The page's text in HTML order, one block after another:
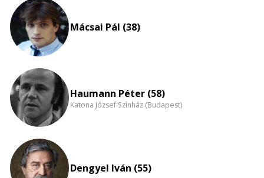
Mácsai Pál (38)
Haumann Péter (58)
Katona József Színház (Budapest)
Dengyel Iván (55)